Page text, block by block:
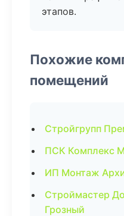
этапов.
Похожие
помещений
Стройгрупп
ПСК Комплекс
ИП Монтаж
Строймастер
Грозный